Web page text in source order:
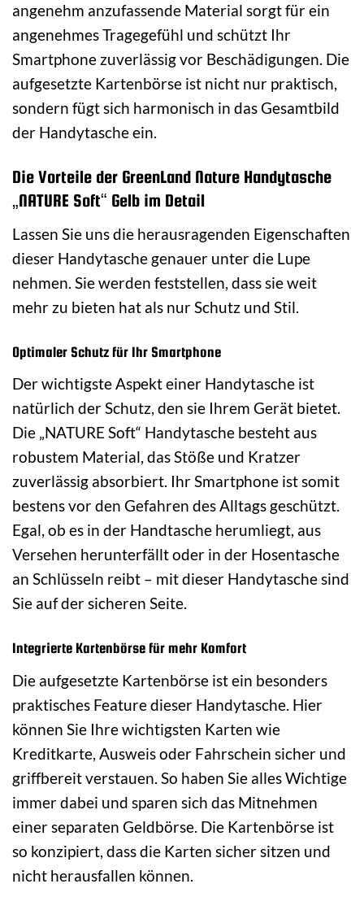
angenehm anzufassende Material sorgt für ein
angenehmes Tragegefühl und schützt Ihr
Smartphone zuverlässig vor Beschädigungen. Die
aufgesetzte Kartenbörse ist nicht nur praktisch,
sondern fügt sich harmonisch in das Gesamtbild
der Handytasche ein.
Die Vorteile der GreenLand Nature Handytasche
„NATURE Soft“ Gelb im Detail
Lassen Sie uns die herausragenden Eigenschaften
dieser Handytasche genauer unter die Lupe
nehmen. Sie werden feststellen, dass sie weit
mehr zu bieten hat als nur Schutz und Stil.
Optimaler Schutz für Ihr Smartphone
Der wichtigste Aspekt einer Handytasche ist
natürlich der Schutz, den sie Ihrem Gerät bietet.
Die „NATURE Soft“ Handytasche besteht aus
robustem Material, das Stöße und Kratzer
zuverlässig absorbiert. Ihr Smartphone ist somit
bestens vor den Gefahren des Alltags geschützt.
Egal, ob es in der Handtasche herumliegt, aus
Versehen herunterfällt oder in der Hosentasche
an Schlüsseln reibt – mit dieser Handytasche sind
Sie auf der sicheren Seite.
Integrierte Kartenbörse für mehr Komfort
Die aufgesetzte Kartenbörse ist ein besonders
praktisches Feature dieser Handytasche. Hier
können Sie Ihre wichtigsten Karten wie
Kreditkarte, Ausweis oder Fahrschein sicher und
griffbereit verstauen. So haben Sie alles Wichtige
immer dabei und sparen sich das Mitnehmen
einer separaten Geldbörse. Die Kartenbörse ist
so konzipiert, dass die Karten sicher sitzen und
nicht herausfallen können.